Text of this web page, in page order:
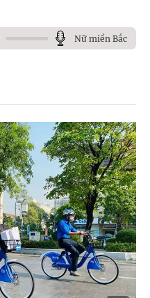
Nữ miền Bắc